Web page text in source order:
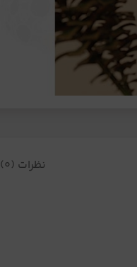
نظرات (0)